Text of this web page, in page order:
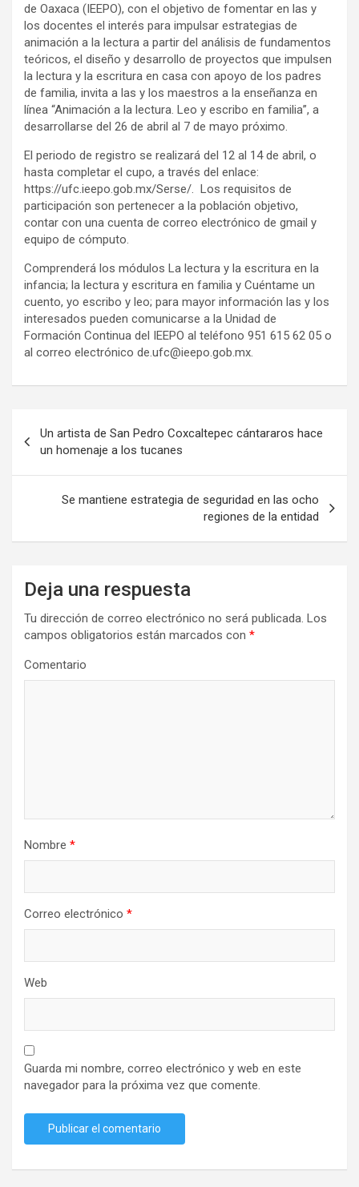
de Oaxaca (IEEPO), con el objetivo de fomentar en las y
los docentes el interés para impulsar estrategias de
animación a la lectura a partir del análisis de fundamentos
teóricos, el diseño y desarrollo de proyectos que impulsen
la lectura y la escritura en casa con apoyo de los padres
de familia, invita a las y los maestros a la enseñanza en
línea “Animación a la lectura. Leo y escribo en familia”, a
desarrollarse del 26 de abril al 7 de mayo próximo.
El periodo de registro se realizará del 12 al 14 de abril, o
hasta completar el cupo, a través del enlace:
https://ufc.ieepo.gob.mx/Serse/. Los requisitos de
participación son pertenecer a la población objetivo,
contar con una cuenta de correo electrónico de gmail y
equipo de cómputo.
Comprenderá los módulos La lectura y la escritura en la
infancia; la lectura y escritura en familia y Cuéntame un
cuento, yo escribo y leo; para mayor información las y los
interesados pueden comunicarse a la Unidad de
Formación Continua del IEEPO al teléfono 951 615 62 05 o
al correo electrónico de.ufc@ieepo.gob.mx.
de
entradas
Un artista de San Pedro Coxcaltepec cántararos hace
un homenaje a los tucanes
Se mantiene estrategia de seguridad en las ocho
regiones de la entidad
Deja una respuesta
Tu dirección de correo electrónico no será publicada. Los
campos obligatorios están marcados con *
Comentario
Nombre *
Correo electrónico *
Web
Guarda mi nombre, correo electrónico y web en este
navegador para la próxima vez que comente.